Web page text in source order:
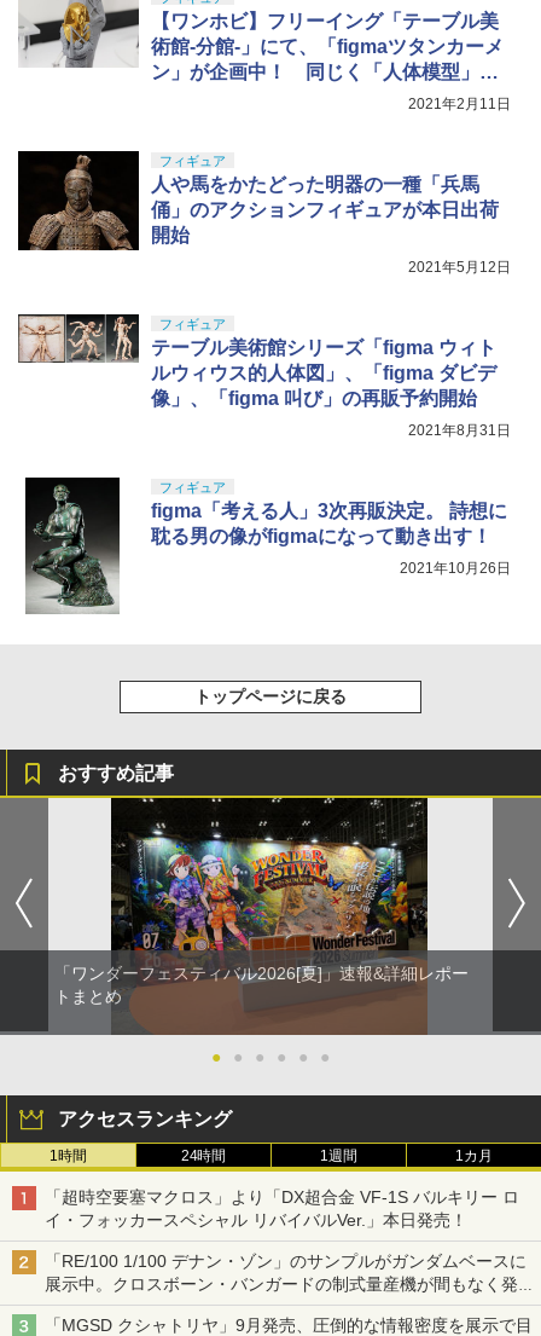
【ワンホビ】フリーイング「テーブル美
術館-分館-」にて、「figmaツタンカーメ
ン」が企画中！ 同じく「人体模型」も
2021年2月11日
フィギュア
人や馬をかたどった明器の一種「兵馬
俑」のアクションフィギュアが本日出荷
開始
2021年5月12日
フィギュア
テーブル美術館シリーズ「figma ウィト
ルウィウス的人体図」、「figma ダビデ
像」、「figma 叫び」の再販予約開始
2021年8月31日
フィギュア
figma「考える人」3次再販決定。 詩想に
耽る男の像がfigmaになって動き出す！
2021年10月26日
トップページに戻る
おすすめ記事
「ワンダーフェスティバル2026[夏]」速報&詳細レポー
トまとめ
● ● ● ● ● ●
アクセスランキング
1時間 24時間 1週間 1カ月
「超時空要塞マクロス」より「DX超合金 VF-1S バルキリー ロ
イ・フォッカースペシャル リバイバルVer.」本日発売！
「RE/100 1/100 デナン・ゾン」のサンプルがガンダムベースに
展示中。クロスボーン・バンガードの制式量産機が間もなく発送
【ガンダムベース撮り下ろし】
「MGSD クシャトリヤ」9月発売、圧倒的な情報密度を展示で目